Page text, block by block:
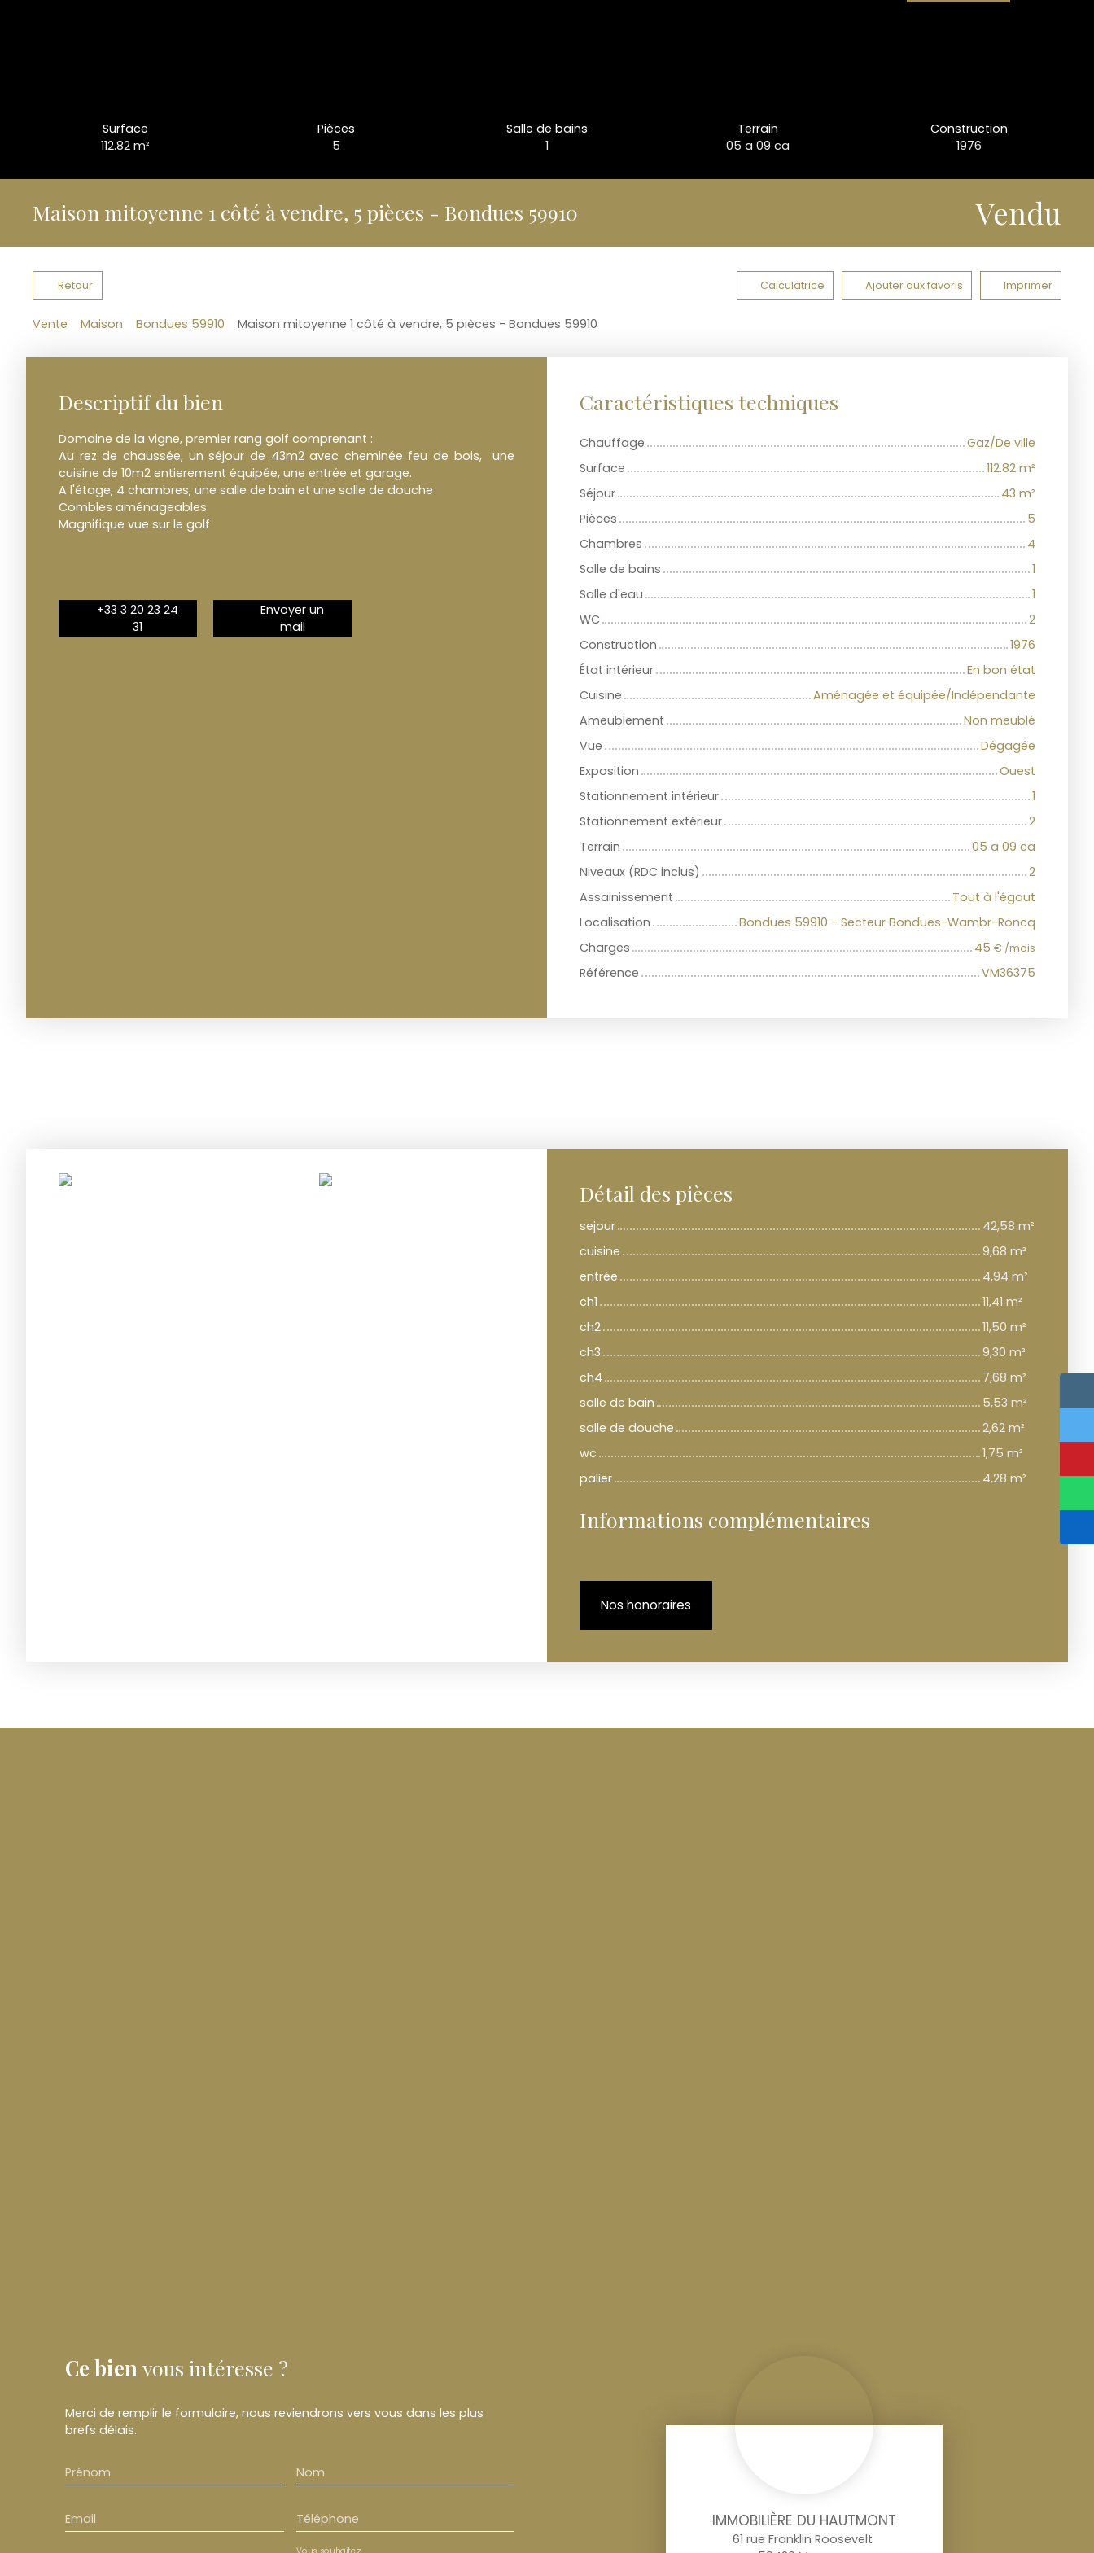
Surface
112.82 m²
Pièces
5
Salle de bains
1
Terrain
05 a 09 ca
Construction
1976
Maison mitoyenne 1 côté à vendre, 5 pièces - Bondues 59910 Vendu
Retour Calculatrice Ajouter aux favoris Imprimer
Vente Maison Bondues 59910 Maison mitoyenne 1 côté à vendre, 5 pièces - Bondues 59910
Descriptif du bien
Domaine de la vigne, premier rang golf comprenant :
Au rez de chaussée, un séjour de 43m2 avec cheminée feu de bois, une
cuisine de 10m2 entierement équipée, une entrée et garage.
A l'étage, 4 chambres, une salle de bain et une salle de douche
Combles aménageables
Magnifique vue sur le golf
+33 3 20 23 24
31
Envoyer un
mail
Caractéristiques techniques
Chauffage
Gaz/De ville
Surface
112.82 m²
Séjour
43 m²
Pièces
5
Chambres
4
Salle de bains
1
Salle d'eau
1
WC
2
Construction
1976
État intérieur
En bon état
Cuisine
Aménagée et équipée/Indépendante
Ameublement
Non meublé
Vue
Dégagée
Exposition
Ouest
Stationnement intérieur
1
Stationnement extérieur
2
Terrain
05 a 09 ca
Niveaux (RDC inclus)
2
Assainissement
Tout à l'égout
Localisation
Bondues 59910 - Secteur Bondues-Wambr-Roncq
Charges
45 € /mois
Référence VM36375
Détail des pièces
sejour
42,58 m²
cuisine
9,68 m²
entrée
4,94 m²
ch1
11,41 m²
ch2
11,50 m²
ch3
9,30 m²
ch4
7,68 m²
salle de bain
5,53 m²
salle de douche
2,62 m²
wc
1,75 m²
palier
4,28 m²
Informations complémentaires
Nos honoraires
Ce bien vous intéresse ?
Merci de remplir le formulaire, nous reviendrons vers vous dans les plus
brefs délais.
Prénom Nom
Email Téléphone IMMOBILIÈRE DU HAUTMONT
61 rue Franklin Roosevelt